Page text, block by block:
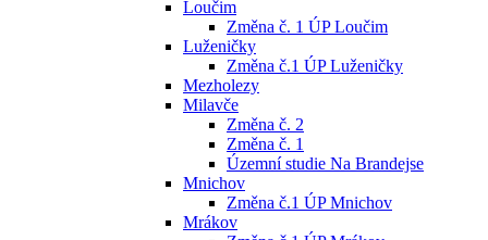
Loučim
Změna č. 1 ÚP Loučim
Luženičky
Změna č.1 ÚP Luženičky
Mezholezy
Milavče
Změna č. 2
Změna č. 1
Územní studie Na Brandejse
Mnichov
Změna č.1 ÚP Mnichov
Mrákov